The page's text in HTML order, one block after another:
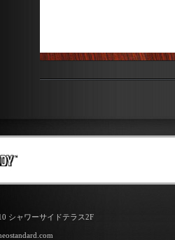
シャワーサイドテラス2F